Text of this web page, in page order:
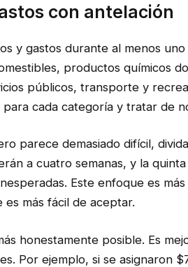
con antelación
y gastos durante al menos
productos químicos
públicos, transporte y
cada categoría y tratar de
parece demasiado difícil,
a cuatro semanas, y la
Este enfoque es
más fácil de aceptar.
honestamente posible. Es
Por ejemplo, si se asignaron